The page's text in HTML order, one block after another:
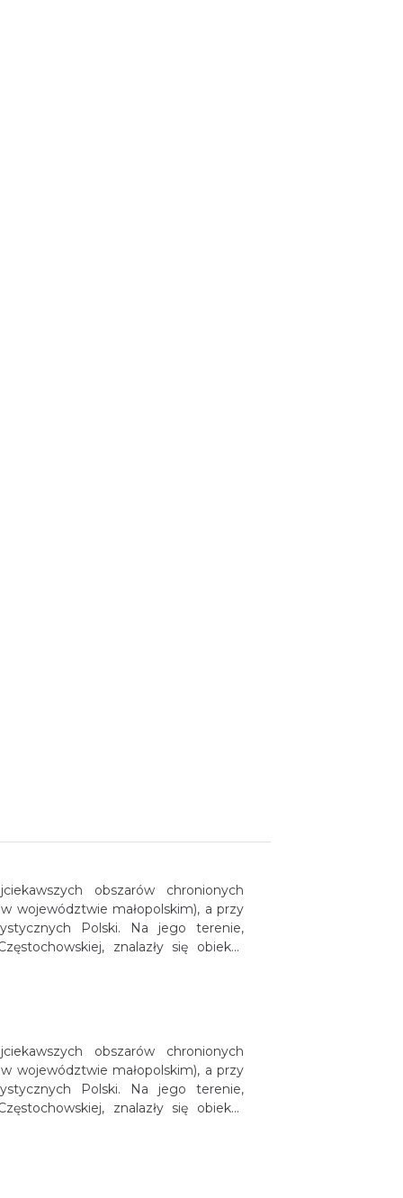
obszarów chronionych
województwie małopolskim), a przy
Polski. Na jego terenie,
znalazły się obiekty
obszarów chronionych
województwie małopolskim), a przy
Polski. Na jego terenie,
znalazły się obiekty